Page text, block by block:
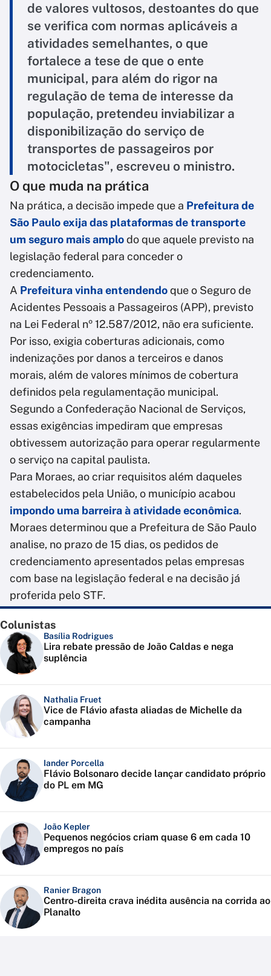
de valores vultosos, destoantes do que
se verifica com normas aplicáveis a
atividades semelhantes, o que
fortalece a tese de que o ente
municipal, para além do rigor na
regulação de tema de interesse da
população, pretendeu inviabilizar a
disponibilização do serviço de
transportes de passageiros por
motocicletas", escreveu o ministro.
O que muda na prática
Na prática, a decisão impede que a Prefeitura de
São Paulo exija das plataformas de transporte
um seguro mais amplodo que aquele previsto na
legislação federal para conceder o
credenciamento.
A Prefeitura vinha entendendoque o Seguro de
Acidentes Pessoais a Passageiros (APP), previsto
na Lei Federal nº 12.587/2012, não era suficiente.
Por isso, exigia coberturas adicionais, como
indenizações por danos a terceiros e danos
morais, além de valores mínimos de cobertura
definidos pela regulamentação municipal.
Segundo a Confederação Nacional de Serviços,
essas exigências impediram que empresas
obtivessem autorização para operar regularmente
o serviço na capital paulista.
Para Moraes, ao criar requisitos além daqueles
estabelecidos pela União, o município acabou
impondo uma barreira à atividade econômica.
Moraes determinou que a Prefeitura de São Paulo
analise, no prazo de 15 dias, os pedidos de
credenciamento apresentados pelas empresas
com base na legislação federal e na decisão já
proferida pelo STF.
Colunistas
Basília Rodrigues
Lira rebate pressão de João Caldas e nega
suplência
Nathalia Fruet
Vice de Flávio afasta aliadas de Michelle da
campanha
Iander Porcella
Flávio Bolsonaro decide lançar candidato próprio
do PL em MG
João Kepler
Pequenos negócios criam quase 6 em cada 10
empregos no país
Ranier Bragon
Centro-direita crava inédita ausência na corrida ao
Planalto